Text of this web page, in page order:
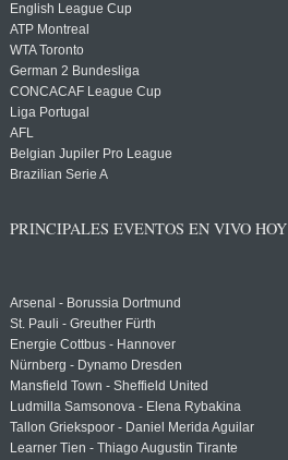
English League Cup
ATP Montreal
WTA Toronto
German 2 Bundesliga
CONCACAF League Cup
Liga Portugal
AFL
Belgian Jupiler Pro League
Brazilian Serie A
PRINCIPALES EVENTOS EN VIVO HOY
Arsenal - Borussia Dortmund
St. Pauli - Greuther Fürth
Energie Cottbus - Hannover
Nürnberg - Dynamo Dresden
Mansfield Town - Sheffield United
Ludmilla Samsonova - Elena Rybakina
Tallon Griekspoor - Daniel Merida Aguilar
Learner Tien - Thiago Augustin Tirante